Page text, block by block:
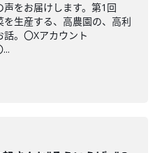
をお届けします。第1回
生産する、高農園の、高利
。〇Xアカウント